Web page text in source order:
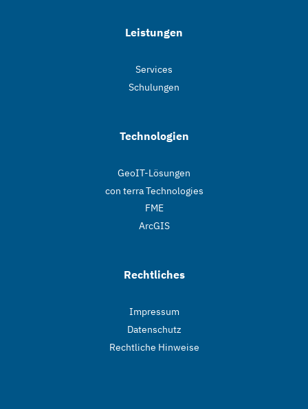
Leistungen
Services
Schulungen
Technologien
GeoIT-Lösungen
con terra Technologies
FME
ArcGIS
Rechtliches
Impressum
Datenschutz
Rechtliche Hinweise